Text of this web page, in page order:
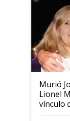
Murió
Lionel
vínculo